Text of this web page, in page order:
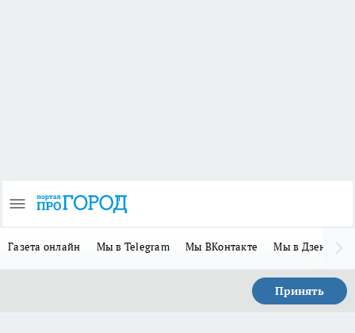
Газета онлайн Мы в Telegram Мы ВКонтакте Мы в Дзене
Принять